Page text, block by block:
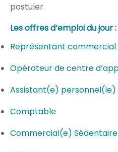
postuler.
Les offres d’emploi du jour :
Représentant
Opérateur de centre
Assistant(e) personnel(le)
Comptable
Commercial(e) Sédentaire